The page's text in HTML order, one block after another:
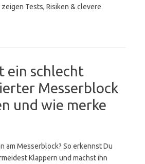
Tests, Risiken & clevere
ein schlecht
Messerblock
und wie merke
am Messerblock? So erkennst Du
Klappern und machst ihn